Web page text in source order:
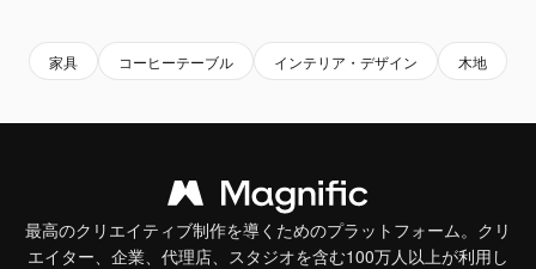
家具 コーヒーテーブル インテリア・デザイン 木地
最高のクリエイティブ制作を導くためのプラットフォーム。クリ
エイター、企業、代理店、スタジオを含む100万人以上が利用し